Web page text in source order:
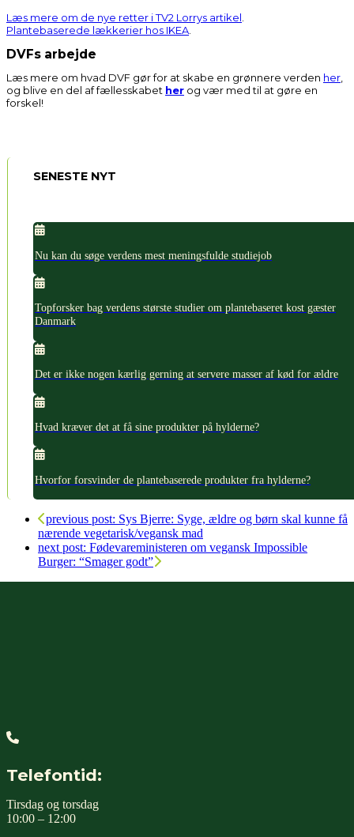
Læs mere om de nye retter i TV2 Lorrys artikel
Plantebaserede lækkerier hos IKEA
DVFs arbejde
Læs mere om hvad DVF gør for at skabe en grønnere verden her,
og blive en del af fællesskabet her og vær med til at gøre en
forskel!
SENESTE NYT
Nu kan du søge verdens mest meningsfulde studiejob
Topforsker bag verdens største studier om plantebaseret kost gæster
Danmark
Det er ikke nogen kærlig gerning at servere masser af kød for ældre
Hvad kræver det at få sine produkter på hylderne?
Hvorfor forsvinder de plantebaserede produkter fra hylderne?
previous post: Sys Bjerre: Syge, ældre og børn skal kunne få
nærende vegetarisk/vegansk mad
next post: Fødevareministeren om vegansk Impossible
Burger: “Smager godt”
Telefontid:
Tirsdag og torsdag
10:00 – 12:00